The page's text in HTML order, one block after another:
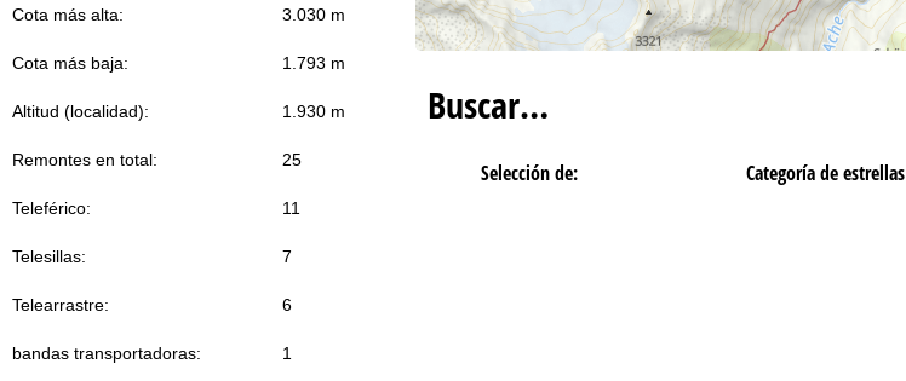
Cota más alta: 3.030 m
Cota más baja: 1.793 m
Altitud (localidad): 1.930 m
Remontes en total: 25
Teleférico: 11
Telesillas: 7
Telearrastre: 6
bandas transportadoras: 1
Buscar…
Selección de: Categoría de estrellas